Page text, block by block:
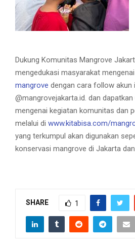
Dukung Komunitas Mangrove
mengedukasi masyarakat
mangrove dengan cara follow akun
@mangrovejakarta.id. dan
mengenai kegiatan komunitas dan
melalui di www.kitabisa.com/
yang terkumpul akan digunakan
konservasi mangrove di Jakarta
SHARE 1